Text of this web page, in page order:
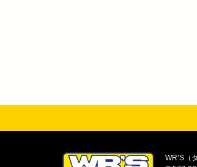
WR’S（